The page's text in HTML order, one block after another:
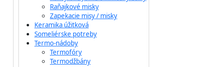
Raňajkové misky
Zapekacie misy / misky
Keramika úžitková
Someliérske potreby
Termo-nádoby
Termofóry
Termodžbány